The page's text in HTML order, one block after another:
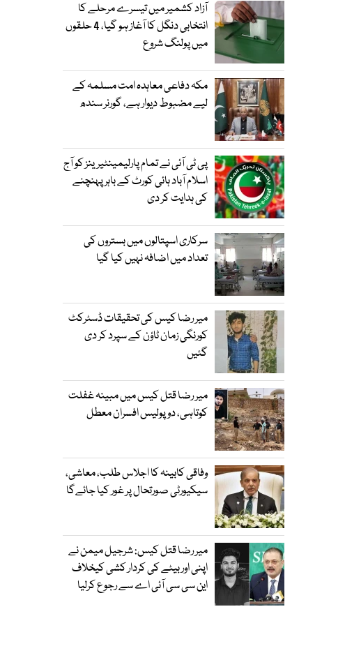
آزاد کشمیر میں تیسرے مرحلے کا
انتخابی دنگل کا آغاز ہو گیا، 4 حلقوں
میں پولنگ شروع
مکہ دفاعی معاہدہ امت مسلمہ کے
لیے مضبوط دیوار ہے، گورنر سندھ
پی ٹی آئی نے تمام پارلیمینٹیرینز کو آج
اسلام آباد ہائی کورٹ کے باہر پہنچنے
کی ہدایت کر دی
سرکاری اسپتالوں میں بستروں کی
تعداد میں اضافہ نہیں کیا گیا
میر رضا کیس کی تحقیقات ڈسٹرکٹ
کورنگی زمان ٹاؤن کے سپرد کر دی
گئیں
میر رضا قتل کیس میں مبینہ غفلت
کوتاہی، دو پولیس افسران معطل
وفاقی کابینہ کا اجلاس طلب، معاشی،
سیکیورٹی صورتحال پر غور کیا جائےگا
میر رضا قتل کیس: شرجیل میمن نے
اپنی اور بیٹے کی کردار کشی کیخلاف
این سی سی آئی اے سے رجوع کرلیا